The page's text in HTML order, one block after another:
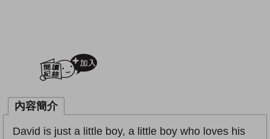
內容簡介
David is just a little boy, a little boy who loves his